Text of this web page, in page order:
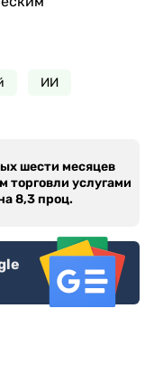
ИИ
шести месяцев
торговли услугами
8,3 проц.